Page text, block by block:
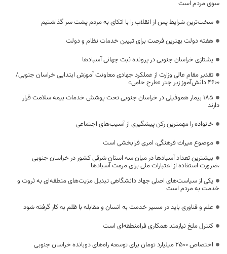
سوی مردم است
سخت‌ترین شرایط پس از انقلاب را با اتکای به مردم پشت سر گذاشتیم
هفته دولت بهترین فرصت برای تبیین خدمات نظام و دولت
یشتازی خراسان جنوبی در پرونده ثبت جهانی آسبادها
تقدیر مقام عالی وزارت از عملکرد جهادی معاونت آموزش ابتدایی خراسان جنوبی/
۴۶۰۰ دانش‌آموز زیر چتر «طرح حامی»
۱۸۵ بیمار هموفیلی در خراسان جنوبی تحت پوشش خدمات بیمه سلامت قرار
دارند
خانواده را مهمترین رکن پیشگیری از آسیب‌های اجتماعی
موضوع میراث فرهنگی، امری فرابخشی است
بیشترین تعداد آسبادها در میان سه استان شرقی کشور در خراسان جنوبی
،ضرورت استفاده از اعتبارات ملی برای مرمت آسبادها
یکی از سیاست‌های اصلی جهاد دانشگاهی تبدیل مزیت‌های منطقه‌ای به ثروت و
خدمت به مردم است
علم و فناوری باید در مسیر خدمت به انسان و مقابله با ظلم به کار گرفته شود
کنترل ملخ نیازمند همکاری فرامنطقه‌ای است
اختصاص 2500 میلیارد تومان برای توسعه راه‌های دوبانده خراسان جنوبی